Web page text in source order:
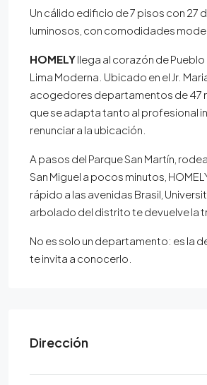
Un cálido edificio de 7 pisos con
luminosos, con comodidades
HOMELYllega al corazón de
Lima Moderna. Ubicado en el Jr.
acogedores departamentos de 47
que se adapta tanto al profesional
renunciar a la ubicación.
A pasos del Parque San Martín,
San Miguel a pocos minutos,
rápido a las avenidas Brasil,
arbolado del distrito te devuelve la
No es solo un departamento: es la
te invita a conocerlo.
Dirección